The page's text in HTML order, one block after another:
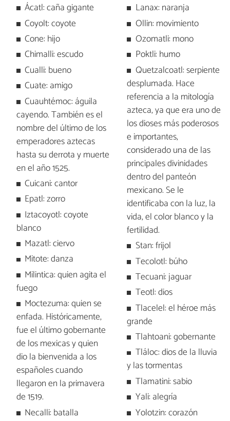
Ácatl: caña gigante
Coyolt: coyote
Cone: hijo
Chimalli: escudo
Cualli: bueno
Cuate: amigo
Cuauhtémoc: águila
cayendo. También es el
nombre del último de los
emperadores aztecas
hasta su derrota y muerte
en el año 1525.
Cuicani: cantor
Epatl: zorro
Iztacoyotl: coyote
blanco
Mazatl: ciervo
Mitote: danza
Milintica: quien agita el
fuego
Moctezuma: quien se
enfada. Históricamente,
fue el último gobernante
de los mexicas y quien
dio la bienvenida a los
españoles cuando
llegaron en la primavera
de 1519.
Necalli: batalla
Lanax: naranja
Ollin: movimiento
Ozomatli: mono
Poktli: humo
Quetzalcoatl: serpiente
desplumada. Hace
referencia a la mitología
azteca, ya que era uno de
los dioses más poderosos
e importantes,
considerado una de las
principales divinidades
dentro del panteón
mexicano. Se le
identificaba con la luz, la
vida, el color blanco y la
fertilidad.
Stan: frijol
Tecolotl: búho
Tecuani: jaguar
Teotl: dios
Tlacelel: el héroe más
grande
Tlahtoani: gobernante
Tláloc: dios de la lluvia
y las tormentas
Tlamatini: sabio
Yali: alegría
Yolotzin: corazón